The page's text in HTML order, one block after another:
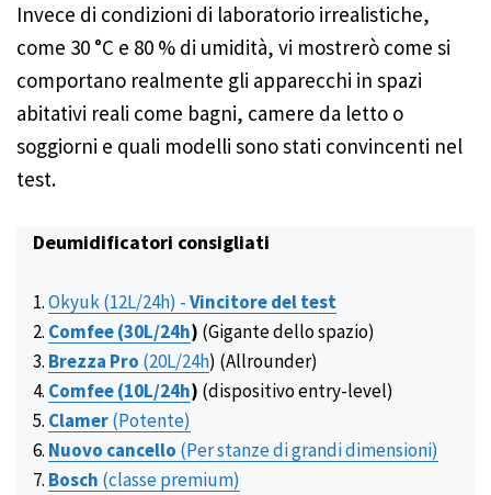
Invece di condizioni di laboratorio irrealistiche,
come 30 °C e 80 % di umidità, vi mostrerò come si
comportano realmente gli apparecchi in spazi
abitativi reali come bagni, camere da letto o
soggiorni e quali modelli sono stati convincenti nel
test.
Deumidificatori consigliati
Okyuk (12L/24h) -Vincitore del test
Comfee (30L/24h) (Gigante dello spazio)
Brezza Pro (20L/24h) (Allrounder)
Comfee (10L/24h) (dispositivo entry-level)
Clamer(Potente)
Nuovo cancello (Per stanze di grandi dimensioni)
Bosch (classe premium)